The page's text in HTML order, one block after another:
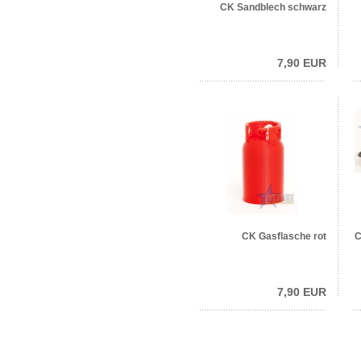
CK Sandblech schwarz
7,90 EUR
CK Gasflasche rot
7,90 EUR